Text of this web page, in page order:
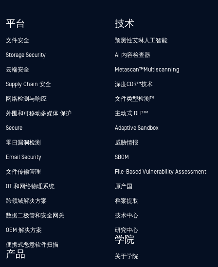
平台
文件安全
Storage Security
云端安全
Supply Chain 安全
网络检测与响应
外围和可移动多媒体 保护
Secure
零日漏洞检测
Email Security
文件传输管理
OT 和网络物理系统
跨领域解决方案
数据二极管和安全网关
OEM 解决方案
便携式恶意软件扫描
产品
技术
预测性艾琳人工智能
AI 内容检查器
Metascan™ Multiscanning
深度CDR™技术
文件类型检测™
主动式 DLP™
Adaptive Sandbox
威胁情报
SBOM
File-Based Vulnerability Assessment
原产国
档案提取
技术中心
研究中心
学院
关于学院